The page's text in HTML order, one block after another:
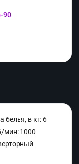
90
белья, в кг: 6
мин: 1000